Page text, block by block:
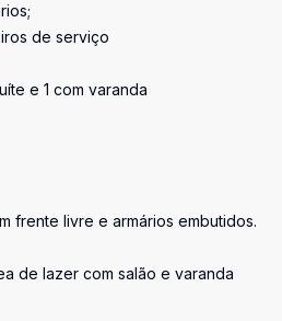
de serviço
e 1 com varanda
frente livre e armários embutidos.
de lazer com salão e varanda